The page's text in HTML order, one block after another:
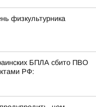
физкультурника
БПЛА сбито ПВО
РФ: